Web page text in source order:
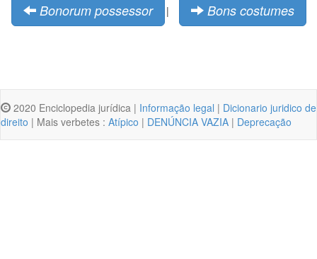
Bonorum possessor | Bons costumes
2020 Enciclopedia jurídica | Informação legal | Dicionario juridico de
direito | Mais verbetes : Atípico | DENÚNCIA VAZIA | Deprecação